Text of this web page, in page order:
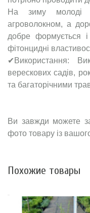
На зиму молоді
агроволокном, а
добре формується і
фітонцидні
✔Використання:
верескових садів,
та багаторічними
Ви завжди можете
фото товару із
Похожие товары